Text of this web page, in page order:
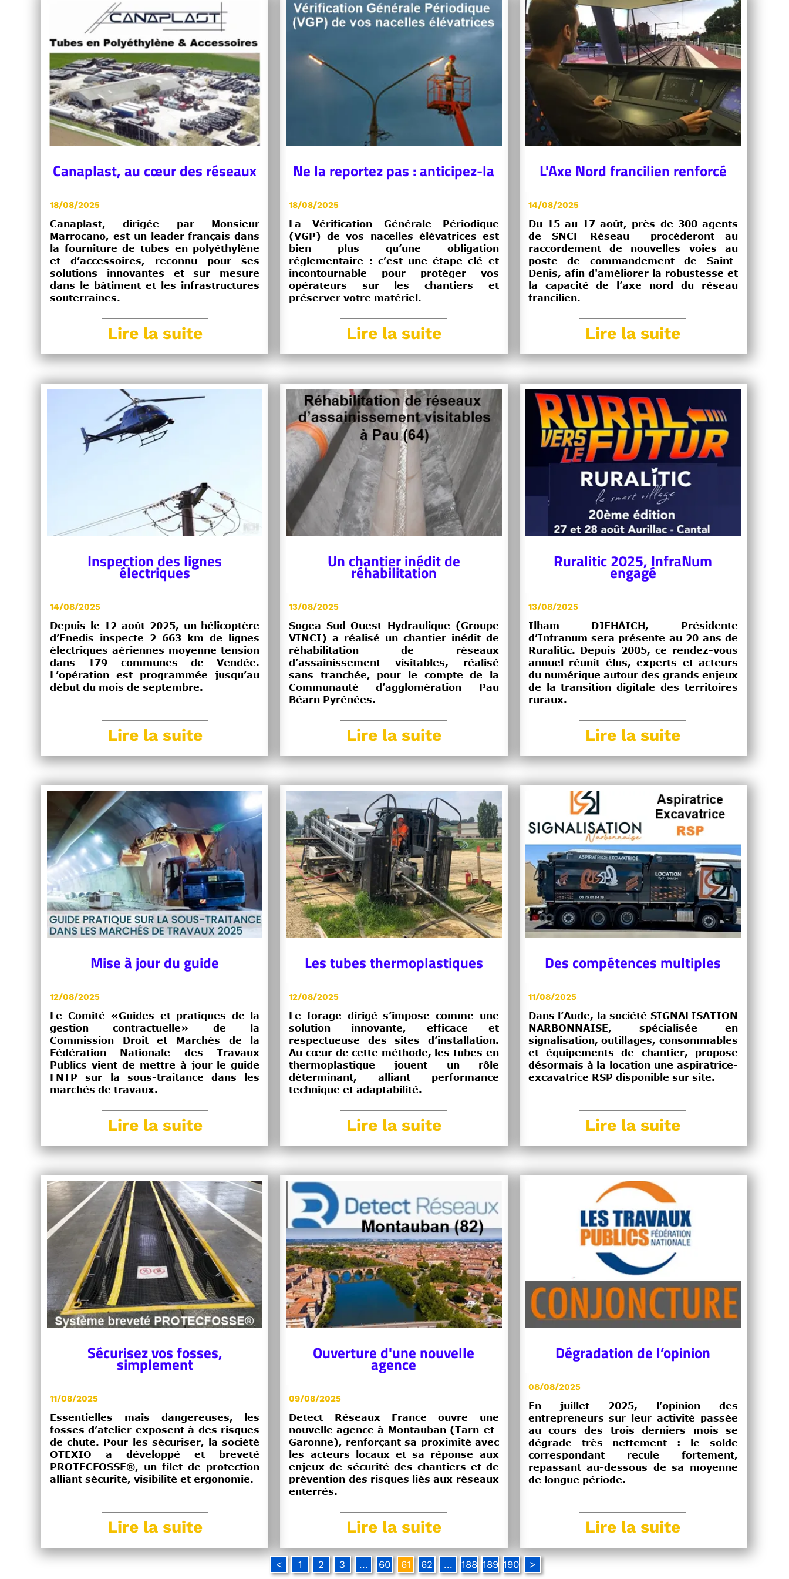
Canaplast, au cœur des réseaux
18/08/2025
Canaplast, dirigée par Monsieur
Marrocano, est un leader français dans
la fourniture de tubes en polyéthylène
et d’accessoires, reconnu pour ses
solutions innovantes et sur mesure
dans le bâtiment et les infrastructures
souterraines.
Lire la suite
Ne la reportez pas : anticipez-la
18/08/2025
La Vérification Générale Périodique
(VGP) de vos nacelles élévatrices est
bien plus qu’une obligation
réglementaire : c’est une étape clé et
incontournable pour protéger vos
opérateurs sur les chantiers et
préserver votre matériel.
Lire la suite
L'Axe Nord francilien renforcé
14/08/2025
Du 15 au 17 août, près de 300 agents
de SNCF Réseau procéderont au
raccordement de nouvelles voies au
poste de commandement de Saint-
Denis, afin d'améliorer la robustesse et
la capacité de l’axe nord du réseau
francilien.
Lire la suite
Inspection des lignes
électriques
14/08/2025
Depuis le 12 août 2025, un hélicoptère
d’Enedis inspecte 2 663 km de lignes
électriques aériennes moyenne tension
dans 179 communes de Vendée.
L’opération est programmée jusqu’au
début du mois de septembre.
Lire la suite
Un chantier inédit de
réhabilitation
13/08/2025
Sogea Sud-Ouest Hydraulique (Groupe
VINCI) a réalisé un chantier inédit de
réhabilitation de réseaux
d’assainissement visitables, réalisé
sans tranchée, pour le compte de la
Communauté d’agglomération Pau
Béarn Pyrénées.
Lire la suite
Ruralitic 2025, InfraNum
engagé
13/08/2025
Ilham DJEHAICH, Présidente
d’Infranum sera présente au 20 ans de
Ruralitic. Depuis 2005, ce rendez-vous
annuel réunit élus, experts et acteurs
du numérique autour des grands enjeux
de la transition digitale des territoires
ruraux.
Lire la suite
Mise à jour du guide
12/08/2025
Le Comité «Guides et pratiques de la
gestion contractuelle» de la
Commission Droit et Marchés de la
Fédération Nationale des Travaux
Publics vient de mettre à jour le guide
FNTP sur la sous-traitance dans les
marchés de travaux.
Lire la suite
Les tubes thermoplastiques
12/08/2025
Le forage dirigé s’impose comme une
solution innovante, efficace et
respectueuse des sites d’installation.
Au cœur de cette méthode, les tubes en
thermoplastique jouent un rôle
déterminant, alliant performance
technique et adaptabilité.
Lire la suite
Des compétences multiples
11/08/2025
Dans l’Aude, la société SIGNALISATION
NARBONNAISE, spécialisée en
signalisation, outillages, consommables
et équipements de chantier, propose
désormais à la location une aspiratrice-
excavatrice RSP disponible sur site.
Lire la suite
Sécurisez vos fosses,
simplement
11/08/2025
Essentielles mais dangereuses, les
fosses d’atelier exposent à des risques
de chute. Pour les sécuriser, la société
OTEXIO a développé et breveté
PROTECFOSSE®, un filet de protection
alliant sécurité, visibilité et ergonomie.
Lire la suite
Ouverture d'une nouvelle
agence
09/08/2025
Detect Réseaux France ouvre une
nouvelle agence à Montauban (Tarn-et-
Garonne), renforçant sa proximité avec
les acteurs locaux et sa réponse aux
enjeux de sécurité des chantiers et de
prévention des risques liés aux réseaux
enterrés.
Lire la suite
Dégradation de l’opinion
08/08/2025
En juillet 2025, l’opinion des
entrepreneurs sur leur activité passée
au cours des trois derniers mois se
dégrade très nettement : le solde
correspondant recule fortement,
repassant au-dessous de sa moyenne
de longue période.
Lire la suite
< 1 2 3 ... 60 61 62 ... 188 189 190 >